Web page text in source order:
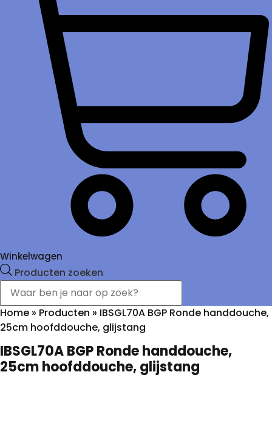
Winkelwagen
Producten zoeken
Home » Producten » IBSGL70A BGP Ronde handdouche,
25cm hoofddouche, glijstang
IBSGL70A BGP Ronde handdouche,
25cm hoofddouche, glijstang